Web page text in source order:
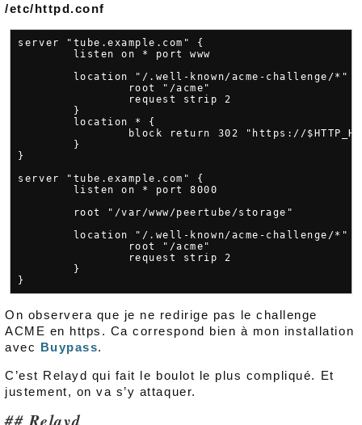
/etc/httpd.conf
server "tube.example.com" {
        listen on * port www
        location "/.well-known/acme-challenge/*" {
                root "/acme"
                request strip 2
        }
        location * {
block return 302 "https://
        }
}
server "tube.example.com" {
        listen on * port 8000
        root "/var/www/peertube/storage"
        location "/.well-known/acme-challenge/*" {
                root "/acme"
                request strip 2
        }
On observera que je ne redirige pas le challenge
ACME en https. Ca correspond bien à mon installation
avec Buypass.
C’est Relayd qui fait le boulot le plus compliqué. Et
justement, on va s’y attaquer.